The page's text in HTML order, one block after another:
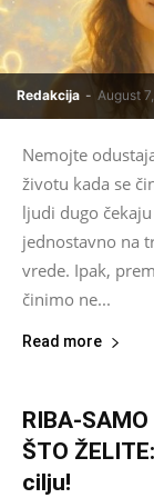
Redakcija - August
Nemojte
životu kada se
ljudi dugo
jednostavno na
vrede. Ipak,
činimo ne...
Read more
RIBA-SAMO
ŠTO
cilju!